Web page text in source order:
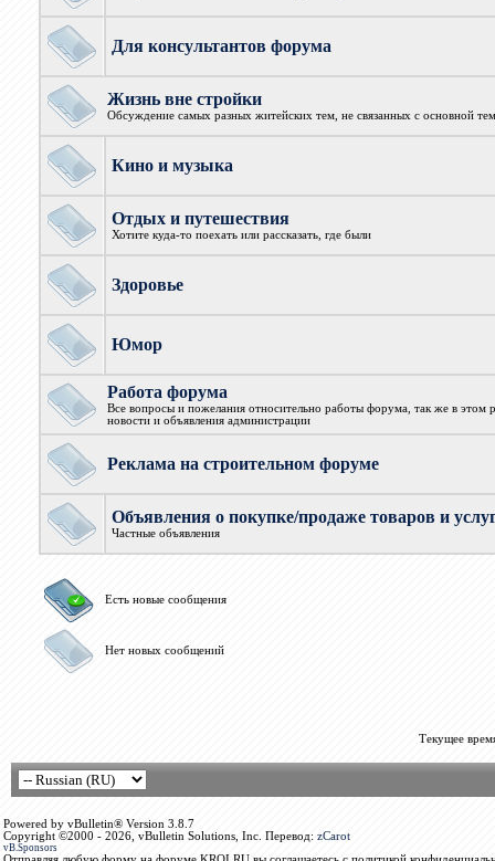
Для консультантов форума
Жизнь вне стройки
Обсуждение самых разных житейских тем, не связанных с основной
Кино и музыка
Отдых и путешествия
Хотите куда-то поехать или рассказать, где были
Здоровье
Юмор
Работа форума
Все вопросы и пожелания относительно работы форума, так же в этом
новости и объявления администрации
Реклама на строительном форуме
Объявления о покупке/продаже товаров и
Частные объявления
Есть новые сообщения
Нет новых сообщений
Текущее
Powered by vBulletin® Version 3.8.7
Copyright ©2000 - 2026, vBulletin Solutions, Inc. Перевод: zCarot
vB.Sponsors